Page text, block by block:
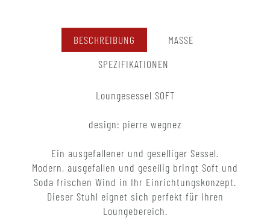
BESCHREIBUNG
MASSE
SPEZIFIKATIONEN
Loungesessel SOFT
design: pierre wegnez
Ein ausgefallener und geselliger Sessel.
Modern, ausgefallen und gesellig bringt Soft und
Soda frischen Wind in Ihr Einrichtungskonzept.
Dieser Stuhl eignet sich perfekt für Ihren
Loungebereich.